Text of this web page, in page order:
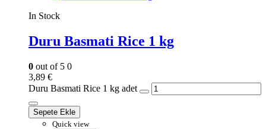
In Stock
Duru Basmati Rice 1 kg
0 out of 5 0
3,89 €
Duru Basmati Rice 1 kg adet
Sepete Ekle
Quick view